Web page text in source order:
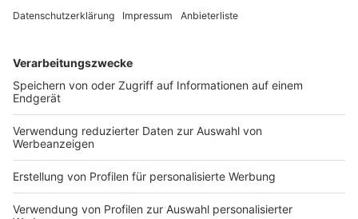
Kassenkosten.
Das zahlt die Krankenkasse bei Parodontitis:
Anzeige
Seit Juli 2021 ist für gesetzlich Versicherte nicht nur
die akute Therapie Kassenleistung, sondern auch die